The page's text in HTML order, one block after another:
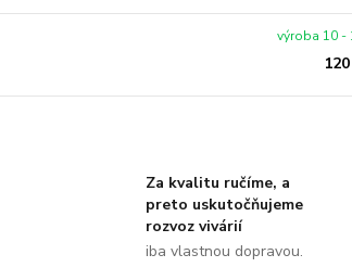
výroba 10 -
Za kvalitu ručíme, a
preto uskutočňujeme
rozvoz vivárií
iba vlastnou dopravou.